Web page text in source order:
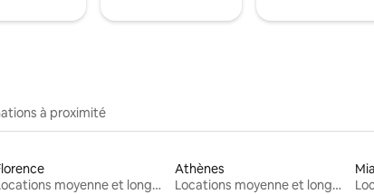
à proximité
Locations moyenne et longue durée
Athènes
Locations moyenne et longue durée